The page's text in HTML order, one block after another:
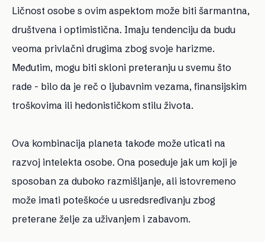
Ličnost osobe s ovim aspektom može biti šarmantna,
društvena i optimistična. Imaju tendenciju da budu
veoma privlačni drugima zbog svoje harizme.
Međutim, mogu biti skloni preteranju u svemu što
rade - bilo da je reč o ljubavnim vezama, finansijskim
troškovima ili hedonističkom stilu života.
Ova kombinacija planeta takođe može uticati na
razvoj intelekta osobe. Ona poseduje jak um koji je
sposoban za duboko razmišljanje, ali istovremeno
može imati poteškoće u usredsređivanju zbog
preterane želje za uživanjem i zabavom.